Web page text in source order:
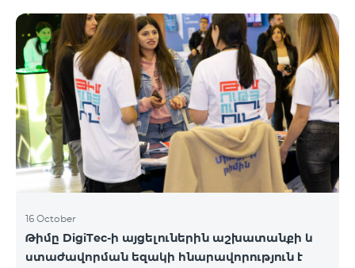
16 October
Թիմը DigiTec-ի այցելուներին աշխատանքի և
ստաժավորման եզակի հնարավորություն է